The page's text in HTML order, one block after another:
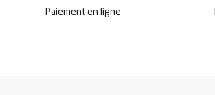
Paiement en ligne